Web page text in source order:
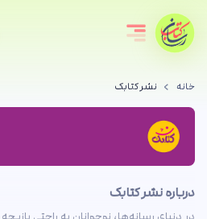
خانه نشر کتابک
درباره نشر کتابک